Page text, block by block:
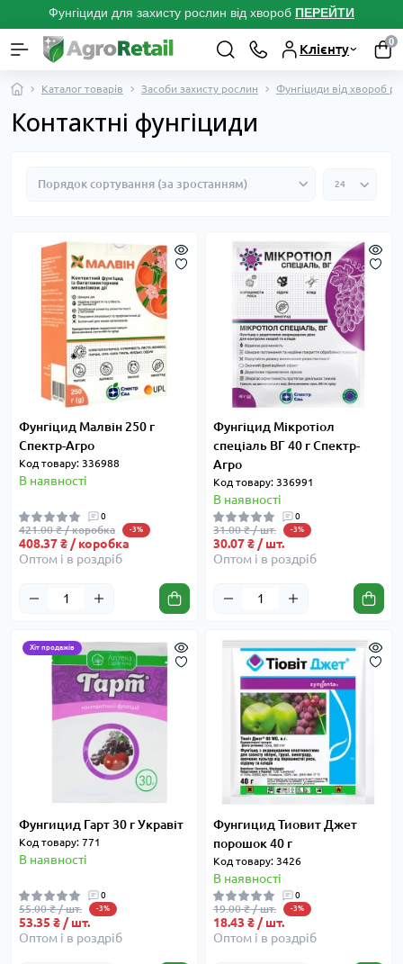
Фунгіциди для захисту рослин від хвороб ПЕРЕЙТИ
Клієнту
0
Каталог товарів Засоби захисту рослин Фунгіциди від хвороб
Контактні фунгіциди
Фунгіцид Малвін 250 г
Спектр-Агро
Код товару: 336988
В наявності
0
421.00 ₴ / коробка -3%
408.37 ₴ / коробка
Оптом і в роздріб
Фунгіцид Мікротіол
спеціаль ВГ 40 г Спектр-
Агро
Код товару: 336991
В наявності
0
31.00 ₴ / шт. -3%
30.07 ₴ / шт.
Оптом і в роздріб
Хіт продажів
Фунгицид Гарт 30 г Укравіт
Код товару: 771
В наявності
0
55.00 ₴ / шт. -3%
53.35 ₴ / шт.
Оптом і в роздріб
Фунгицид Тиовит Джет
порошок 40 г
Код товару: 3426
В наявності
0
19.00 ₴ / шт. -3%
18.43 ₴ / шт.
Оптом і в роздріб